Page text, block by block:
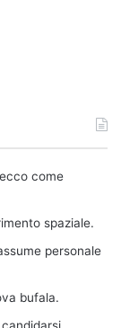
come
spaziale.
personale
bufala.